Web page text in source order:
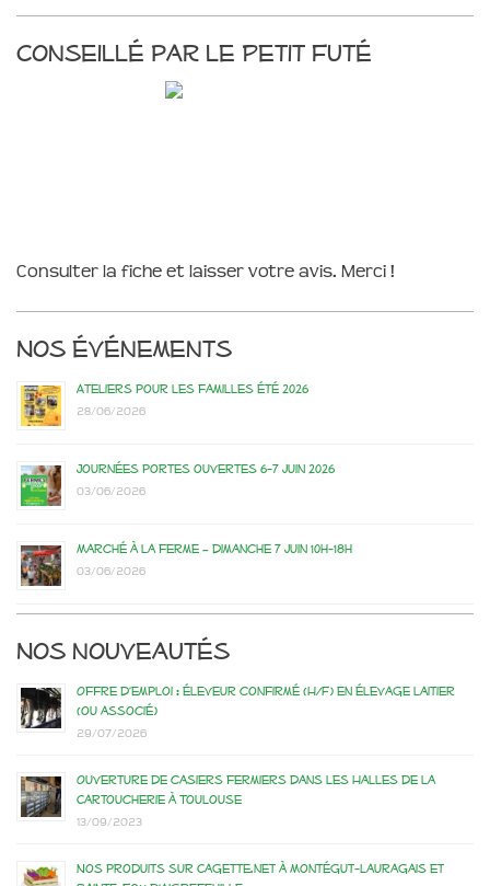
Conseillé par le Petit Futé
Consulter la fiche et laisser votre avis. Merci !
Nos événements
Ateliers pour les familles été 2026
28/06/2026
Journées portes ouvertes 6-7 juin 2026
03/06/2026
Marché à la ferme – dimanche 7 juin 10h-18h
03/06/2026
Nos nouveautés
Offre d’emploi : éleveur confirmé (H/F) en élevage laitier
(ou associé)
29/07/2026
Ouverture de casiers fermiers dans les Halles de la
Cartoucherie à Toulouse
13/09/2023
Nos produits sur Cagette.net à Montégut-Lauragais et